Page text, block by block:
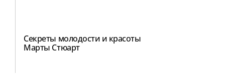
Секреты молодости и красоты
Марты Стюарт